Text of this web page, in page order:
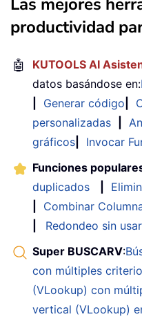
productividad
🤖 KUTOOLS AI
datos basándose en:
Generar código
personalizadas
gráficos
Invocar
Funciones
duplicados
Combinar
Redondeo sin
Super BUSCARV:
con múltiples
(VLookup) con
vertical (VLookup)